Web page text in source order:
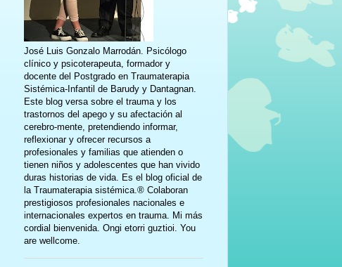
José Luis Gonzalo Marrodán. Psicólogo
clínico y psicoterapeuta, formador y
docente del Postgrado en Traumaterapia
Sistémica-Infantil de Barudy y Dantagnan.
Este blog versa sobre el trauma y los
trastornos del apego y su afectación al
cerebro-mente, pretendiendo informar,
reflexionar y ofrecer recursos a
profesionales y familias que atienden o
tienen niños y adolescentes que han vivido
duras historias de vida. Es el blog oficial de
la Traumaterapia sistémica.® Colaboran
prestigiosos profesionales nacionales e
internacionales expertos en trauma. Mi más
cordial bienvenida. Ongi etorri guztioi. You
are wellcome.